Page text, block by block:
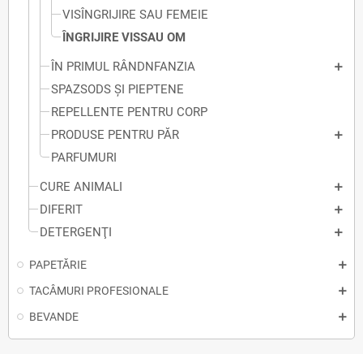
VISÎNGRIJIRE SAU FEMEIE
ÎNGRIJIRE VISSAU OM
ÎN PRIMUL RÂNDNFANZIA
SPAZSODS ȘI PIEPTENE
REPELLENTE PENTRU CORP
PRODUSE PENTRU PĂR
PARFUMURI
CURE ANIMALI
DIFERIT
DETERGENŢI
PAPETĂRIE
TACÂMURI PROFESIONALE
BEVANDE